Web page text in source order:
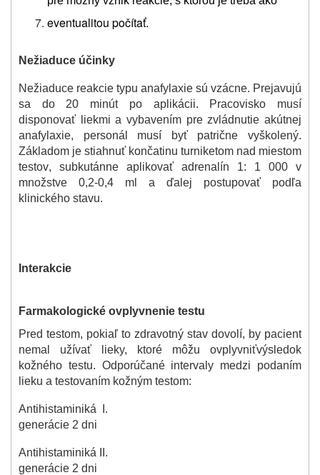
eventualitou počítať.
Nežiaduce účinky
Nežiaduce reakcie typu anafylaxie sú vzácne. Prejavujú
sa do 20 minút po aplikácii. Pracovisko musí
disponovať liekmi a vybavením pre zvládnutie akútnej
anafylaxie, personál musí byť patrične vyškolený.
Základom je stiahnuť končatinu turniketom nad miestom
testov, subkutánne aplikovať adrenalín 1: 1 000 v
množstve 0,2-0,4 ml a ďalej postupovať podľa
klinického stavu.
Interakcie
Farmakologické ovplyvnenie testu
Pred testom, pokiaľ to zdravotný stav dovolí, by pacient
nemal užívať lieky, ktoré môžu ovplyvniťvýsledok
kožného testu. Odporúčané intervaly medzi podaním
lieku a testovaním kožným testom:
Antihistaminiká I.
generácie 2 dni
Antihistaminiká II.
generácie 2 dni